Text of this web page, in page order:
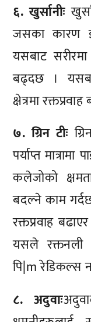
६. खुर्सानीः
जसका कारण
यसबाट
बढ्दछ ।
क्षेत्रमा
७. ग्रिन टीः
पर्याप्त
कलेजोको
बदल्ने काम
रक्तप्रवाह
यसले रक्तनली
पि|m रेडिकल्स
८. अदुवाः